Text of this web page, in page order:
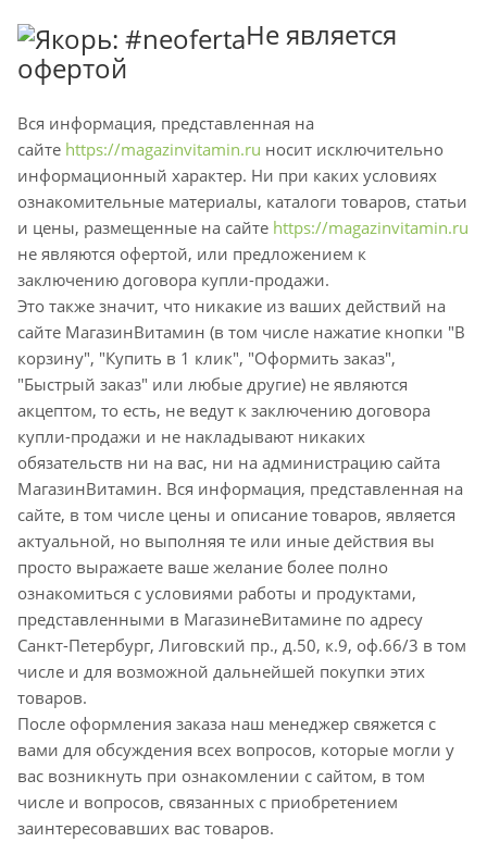
Не является
офертой
Вся информация, представленная на
сайте https://magazinvitamin.ru носит исключительно
информационный характер. Ни при каких условиях
ознакомительные материалы, каталоги товаров, статьи
и цены, размещенные на сайте https://magazinvitamin.ru
не являются офертой, или предложением к
заключению договора купли-продажи.
Это также значит, что никакие из ваших действий на
сайте МагазинВитамин (в том числе нажатие кнопки "В
корзину", "Купить в 1 клик", "Оформить заказ",
"Быстрый заказ" или любые другие) не являются
акцептом, то есть, не ведут к заключению договора
купли-продажи и не накладывают никаких
обязательств ни на вас, ни на администрацию сайта
МагазинВитамин. Вся информация, представленная на
сайте, в том числе цены и описание товаров, является
актуальной, но выполняя те или иные действия вы
просто выражаете ваше желание более полно
ознакомиться с условиями работы и продуктами,
представленными в МагазинеВитамине по адресу
Санкт-Петербург, Лиговский пр., д.50, к.9, оф.66/3 в том
числе и для возможной дальнейшей покупки этих
товаров.
После оформления заказа наш менеджер свяжется с
вами для обсуждения всех вопросов, которые могли у
вас возникнуть при ознакомлении с сайтом, в том
числе и вопросов, связанных с приобретением
заинтересовавших вас товаров.